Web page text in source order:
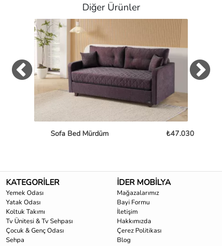
Diğer Ürünler
Sofa Bed Mürdüm ₺47.030
KATEGORİLER
Yemek Odası
Yatak Odası
Koltuk Takımı
Tv Ünitesi & Tv Sehpası
Çocuk & Genç Odası
Sehpa
İDER MOBİLYA
Mağazalarımız
Bayi Formu
İletişim
Hakkımızda
Çerez Politikası
Blog